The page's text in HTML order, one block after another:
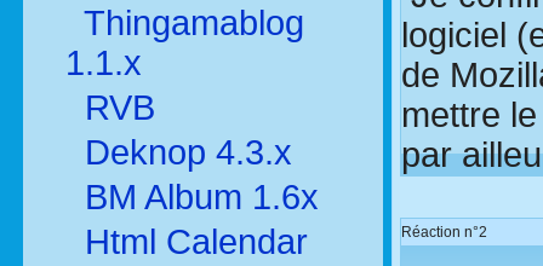
Thingamablog
1.1.x
RVB
Deknop 4.3.x
BM Album 1.6x
Html Calendar
logiciel
de
mettre
par
Réaction n°2